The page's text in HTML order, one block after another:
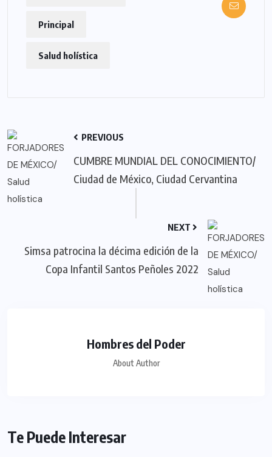
Principal
Salud holística
PREVIOUS
CUMBRE MUNDIAL DEL CONOCIMIENTO/
Ciudad de México, Ciudad Cervantina
NEXT
Simsa patrocina la décima edición de la
Copa Infantil Santos Peñoles 2022
Hombres del Poder
About Author
Te Puede Interesar